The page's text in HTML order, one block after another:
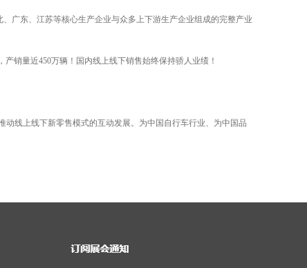
广东、江苏等核心生产企业与众多上下游生产企业组成的完整产业
销量近450万辆！国内线上线下销售始终保持骄人业绩！
动线上线下新零售模式的互动发展。为中国自行车行业、为中国品